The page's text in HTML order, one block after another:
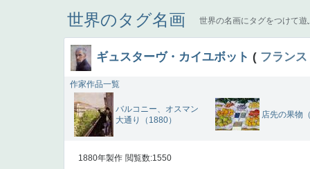
世界のタグ名画 世界の名画にタグをつけて遊
ギュスターヴ・カイユボット ( フランス
作家作品一覧
バルコニー、オスマン
大通り（1880）
店先の果物
1880年製作 閲覧数:1550